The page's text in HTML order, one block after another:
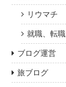
リウマチ
就職、転職
ブログ運営
旅ブログ